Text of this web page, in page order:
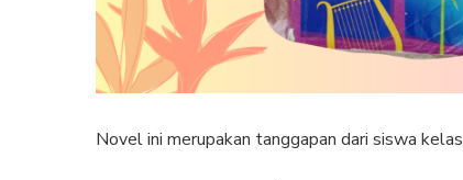
Novel ini merupakan tanggapan dari siswa